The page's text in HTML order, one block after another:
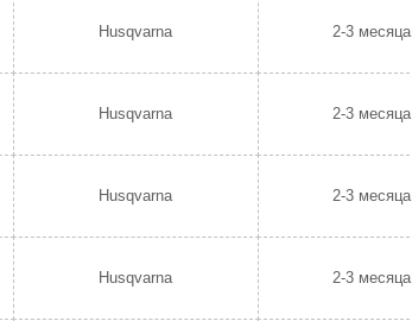
Husqvarna 2-3 месяца
Husqvarna 2-3 месяца
Husqvarna 2-3 месяца
Husqvarna 2-3 месяца